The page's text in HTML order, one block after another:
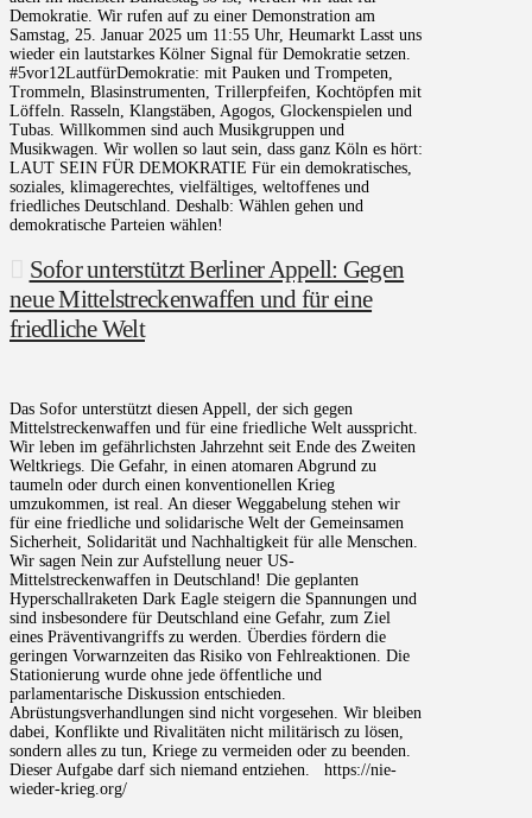
Demokratie. Wir rufen auf zu einer Demonstration am
Samstag, 25. Januar 2025 um 11:55 Uhr, Heumarkt Lasst uns
wieder ein lautstarkes Kölner Signal für Demokratie setzen.
#5vor12LautfürDemokratie: mit Pauken und Trompeten,
Trommeln, Blasinstrumenten, Trillerpfeifen, Kochtöpfen mit
Löffeln. Rasseln, Klangstäben, Agogos, Glockenspielen und
Tubas. Willkommen sind auch Musikgruppen und
Musikwagen. Wir wollen so laut sein, dass ganz Köln es hört:
LAUT SEIN FÜR DEMOKRATIE Für ein demokratisches,
soziales, klimagerechtes, vielfältiges, weltoffenes und
friedliches Deutschland. Deshalb: Wählen gehen und
demokratische Parteien wählen!
Sofor unterstützt Berliner Appell: Gegen
neue Mittelstreckenwaffen und für eine
friedliche Welt
Das Sofor unterstützt diesen Appell, der sich gegen
Mittelstreckenwaffen und für eine friedliche Welt ausspricht.
Wir leben im gefährlichsten Jahrzehnt seit Ende des Zweiten
Weltkriegs. Die Gefahr, in einen atomaren Abgrund zu
taumeln oder durch einen konventionellen Krieg
umzukommen, ist real. An dieser Weggabelung stehen wir
für eine friedliche und solidarische Welt der Gemeinsamen
Sicherheit, Solidarität und Nachhaltigkeit für alle Menschen.
Wir sagen Nein zur Aufstellung neuer US-
Mittelstreckenwaffen in Deutschland! Die geplanten
Hyperschallraketen Dark Eagle steigern die Spannungen und
sind insbesondere für Deutschland eine Gefahr, zum Ziel
eines Präventivangriffs zu werden. Überdies fördern die
geringen Vorwarnzeiten das Risiko von Fehlreaktionen. Die
Stationierung wurde ohne jede öffentliche und
parlamentarische Diskussion entschieden.
Abrüstungsverhandlungen sind nicht vorgesehen. Wir bleiben
dabei, Konflikte und Rivalitäten nicht militärisch zu lösen,
sondern alles zu tun, Kriege zu vermeiden oder zu beenden.
Dieser Aufgabe darf sich niemand entziehen. https://nie-
wieder-krieg.org/